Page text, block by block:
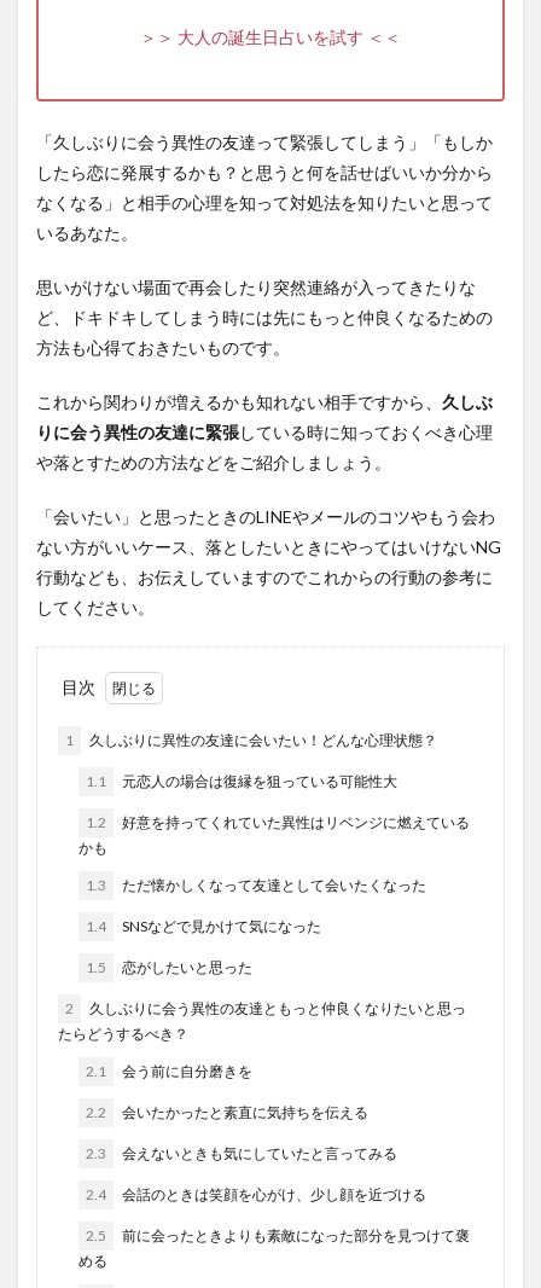
＞＞ 大人の誕生日占いを試す ＜＜
「久しぶりに会う異性の友達って緊張してしまう」「もしか
したら恋に発展するかも？と思うと何を話せばいいか分から
なくなる」と相手の心理を知って対処法を知りたいと思って
いるあなた。
思いがけない場面で再会したり突然連絡が入ってきたりな
ど、ドキドキしてしまう時には先にもっと仲良くなるための
方法も心得ておきたいものです。
これから関わりが増えるかも知れない相手ですから、 久しぶ
りに会う異性の友達に緊張している時に知っておくべき心理
や落とすための方法などをご紹介しましょう。
「会いたい」と思ったときのLINEやメールのコツやもう会わ
ない方がいいケース、落としたいときにやってはいけないNG
行動なども、お伝えしていますのでこれからの行動の参考に
してください。
目次
1 久しぶりに異性の友達に会いたい！どんな心理状態？
1.1 元恋人の場合は復縁を狙っている可能性大
1.2
好意を持ってくれていた異性はリベンジに燃えている
かも
1.3 ただ懐かしくなって友達として会いたくなった
1.4 SNSなどで見かけて気になった
1.5 恋がしたいと思った
2
久しぶりに会う異性の友達ともっと仲良くなりたいと思っ
たらどうするべき？
2.1 会う前に自分磨きを
2.2 会いたかったと素直に気持ちを伝える
2.3 会えないときも気にしていたと言ってみる
2.4 会話のときは笑顔を心がけ、少し顔を近づける
2.5
前に会ったときよりも素敵になった部分を見つけて褒
める